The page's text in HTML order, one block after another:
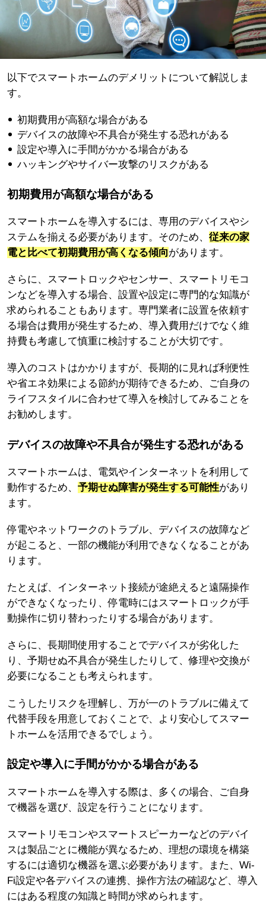
以下でスマートホームのデメリットについて解説しま
す。
初期費用が高額な場合がある
デバイスの故障や不具合が発生する恐れがある
設定や導入に手間がかかる場合がある
ハッキングやサイバー攻撃のリスクがある
初期費用が高額な場合がある
スマートホームを導入するには、専用のデバイスやシ
ステムを揃える必要があります。そのため、 従来の家
電と比べて初期費用が高くなる傾向があります。
さらに、スマートロックやセンサー、スマートリモコ
ンなどを導入する場合、設置や設定に専門的な知識が
求められることもあります。専門業者に設置を依頼す
る場合は費用が発生するため、導入費用だけでなく維
持費も考慮して慎重に検討することが大切です。
導入のコストはかかりますが、長期的に見れば利便性
や省エネ効果による節約が期待できるため、ご自身の
ライフスタイルに合わせて導入を検討してみることを
お勧めします。
デバイスの故障や不具合が発生する恐れがある
スマートホームは、電気やインターネットを利用して
動作するため、 予期せぬ障害が発生する可能性があり
ます。
停電やネットワークのトラブル、デバイスの故障など
が起こると、一部の機能が利用できなくなることがあ
ります。
たとえば、インターネット接続が途絶えると遠隔操作
ができなくなったり、停電時にはスマートロックが手
動操作に切り替わったりする場合があります。
さらに、長期間使用することでデバイスが劣化した
り、予期せぬ不具合が発生したりして、修理や交換が
必要になることも考えられます。
こうしたリスクを理解し、万が一のトラブルに備えて
代替手段を用意しておくことで、より安心してスマー
トホームを活用できるでしょう。
設定や導入に手間がかかる場合がある
スマートホームを導入する際は、多くの場合、ご自身
で機器を選び、設定を行うことになります。
スマートリモコンやスマートスピーカーなどのデバイ
スは製品ごとに機能が異なるため、理想の環境を構築
するには適切な機器を選ぶ必要があります。また、Wi-
Fi設定や各デバイスの連携、操作方法の確認など、導入
にはある程度の知識と時間が求められます。